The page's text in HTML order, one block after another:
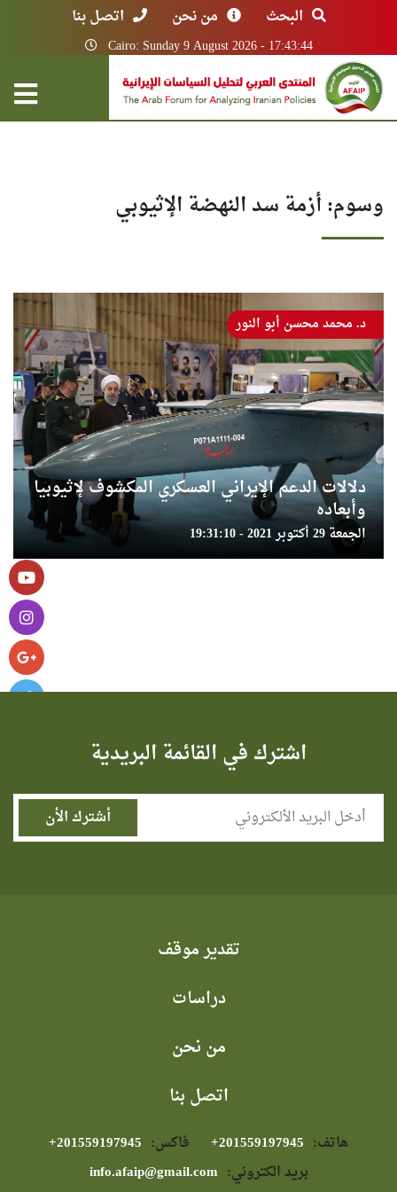
البحث من نحن اتصل بنا
Cairo: Sunday 9 August 2026 - 17:43:44
وسوم: أزمة سد النهضة الإثيوبي
دلالات الدعم الإيراني العسكري المكشوف لإثيوبيا
وأبعاده
الجمعة 29 أكتوبر 2021 - 19:31:10
د. محمد محسن أبو النور
اشترك في القائمة البريدية
تقدير موقف
دراسات
من نحن
اتصل بنا
هاتف: فاكس:
بريد الكتروني: info.afaip@gmail.com